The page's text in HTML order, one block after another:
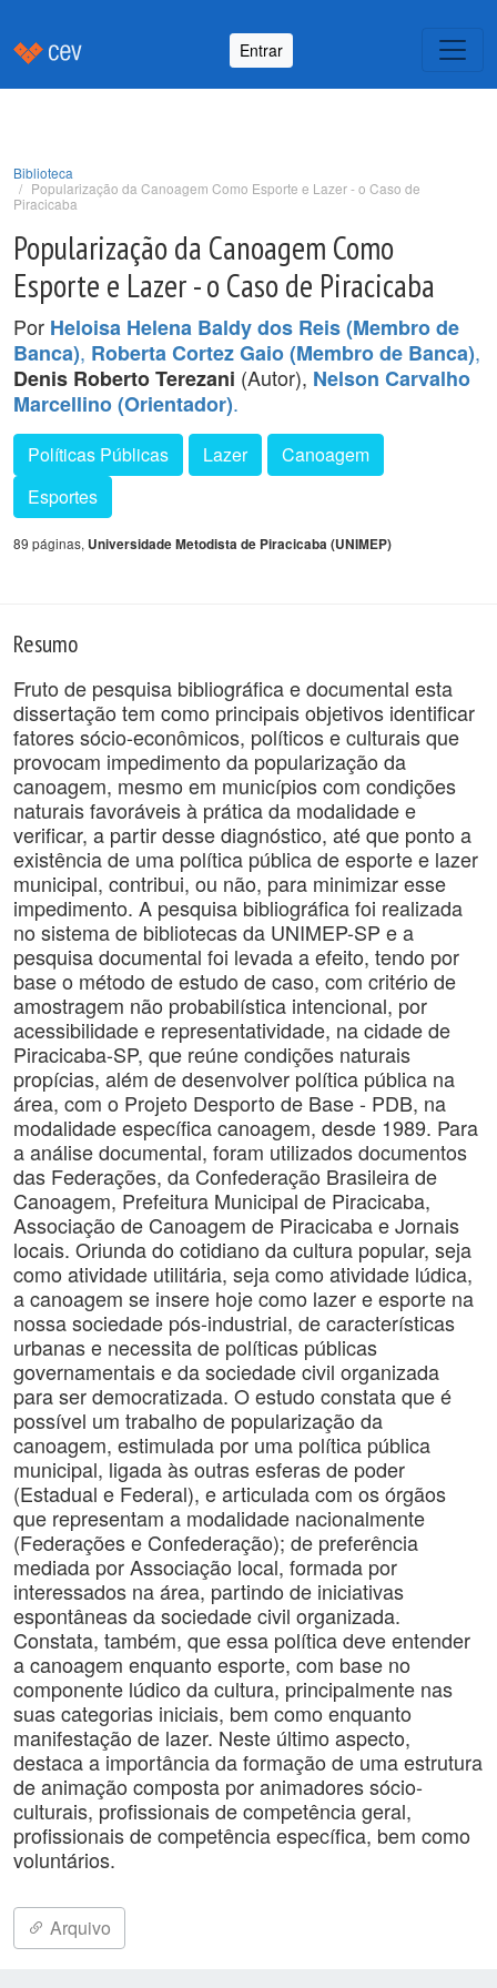
Entrar
Biblioteca
Popularização da Canoagem Como Esporte e Lazer - o Caso de
Piracicaba
Popularização da Canoagem Como
Esporte e Lazer - o Caso de Piracicaba
Por Heloisa Helena Baldy dos Reis (Membro de
Banca), Roberta Cortez Gaio (Membro de Banca),
Denis Roberto Terezani (Autor), Nelson Carvalho
Marcellino (Orientador).
Políticas Públicas Lazer
Canoagem
Esportes
89 páginas, Universidade Metodista de Piracicaba (UNIMEP)
Resumo
Fruto de pesquisa bibliográfica e documental esta
dissertação tem como principais objetivos identificar
fatores sócio-econômicos, políticos e culturais que
provocam impedimento da popularização da
canoagem, mesmo em municípios com condições
naturais favoráveis à prática da modalidade e
verificar, a partir desse diagnóstico, até que ponto a
existência de uma política pública de esporte e lazer
municipal, contribui, ou não, para minimizar esse
impedimento. A pesquisa bibliográfica foi realizada
no sistema de bibliotecas da UNIMEP-SP e a
pesquisa documental foi levada a efeito, tendo por
base o método de estudo de caso, com critério de
amostragem não probabilística intencional, por
acessibilidade e representatividade, na cidade de
Piracicaba-SP, que reúne condições naturais
propícias, além de desenvolver política pública na
área, com o Projeto Desporto de Base - PDB, na
modalidade específica canoagem, desde 1989. Para
a análise documental, foram utilizados documentos
das Federações, da Confederação Brasileira de
Canoagem, Prefeitura Municipal de Piracicaba,
Associação de Canoagem de Piracicaba e Jornais
locais. Oriunda do cotidiano da cultura popular, seja
como atividade utilitária, seja como atividade lúdica,
a canoagem se insere hoje como lazer e esporte na
nossa sociedade pós-industrial, de características
urbanas e necessita de políticas públicas
governamentais e da sociedade civil organizada
para ser democratizada. O estudo constata que é
possível um trabalho de popularização da
canoagem, estimulada por uma política pública
municipal, ligada às outras esferas de poder
(Estadual e Federal), e articulada com os órgãos
que representam a modalidade nacionalmente
(Federações e Confederação); de preferência
mediada por Associação local, formada por
interessados na área, partindo de iniciativas
espontâneas da sociedade civil organizada.
Constata, também, que essa política deve entender
a canoagem enquanto esporte, com base no
componente lúdico da cultura, principalmente nas
suas categorias iniciais, bem como enquanto
manifestação de lazer. Neste último aspecto,
destaca a importância da formação de uma estrutura
de animação composta por animadores sócio-
culturais, profissionais de competência geral,
profissionais de competência específica, bem como
voluntários.
Arquivo